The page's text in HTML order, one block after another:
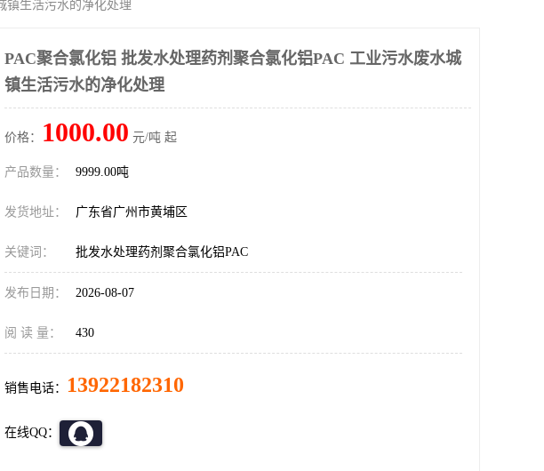
镇生活污水的净化处理
PAC聚合氯化铝 批发水处理药剂聚合氯化铝PAC 工业污水废水城
镇生活污水的净化处理
价格： 1000.00 元/吨 起
产品数量： 9999.00吨
发货地址： 广东省广州市黄埔区
关键词： 批发水处理药剂聚合氯化铝PAC
发布日期： 2026-08-07
阅 读 量： 430
销售电话： 13922182310
在线QQ：